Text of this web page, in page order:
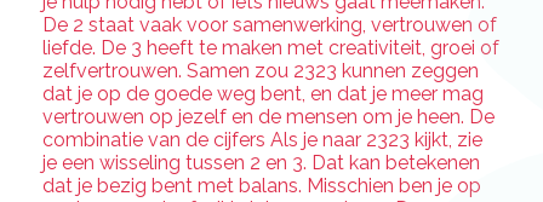
De 2 staat vaak voor samenwerking, vertrouwen of
liefde. De 3 heeft te maken met creativiteit, groei of
zelfvertrouwen. Samen zou 2323 kunnen zeggen
dat je op de goede weg bent, en dat je meer mag
vertrouwen op jezelf en de mensen om je heen. De
combinatie van de cijfers Als je naar 2323 kijkt, zie
je een wisseling tussen 2 en 3. Dat kan betekenen
dat je bezig bent met balans. Misschien ben je op